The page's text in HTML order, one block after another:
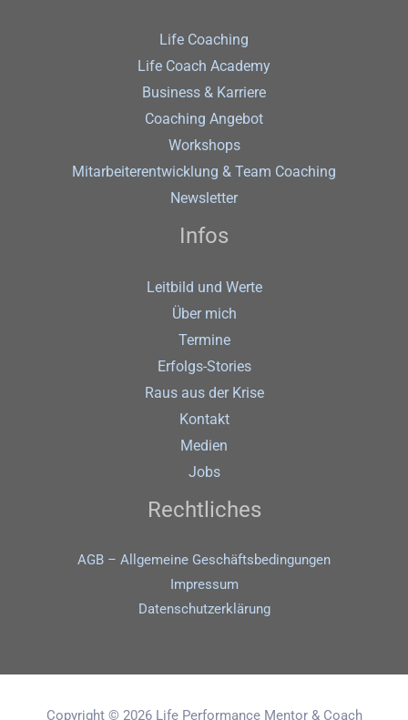
Life Coaching
Life Coach Academy
Business & Karriere
Coaching Angebot
Workshops
Mitarbeiterentwicklung & Team Coaching
Newsletter
Infos
Leitbild und Werte
Über mich
Termine
Erfolgs-Stories
Raus aus der Krise
Kontakt
Medien
Jobs
Rechtliches
AGB – Allgemeine Geschäftsbedingungen
Impressum
Datenschutz­erklärung
Copyright © 2026 Life Performance Mentor & Coach